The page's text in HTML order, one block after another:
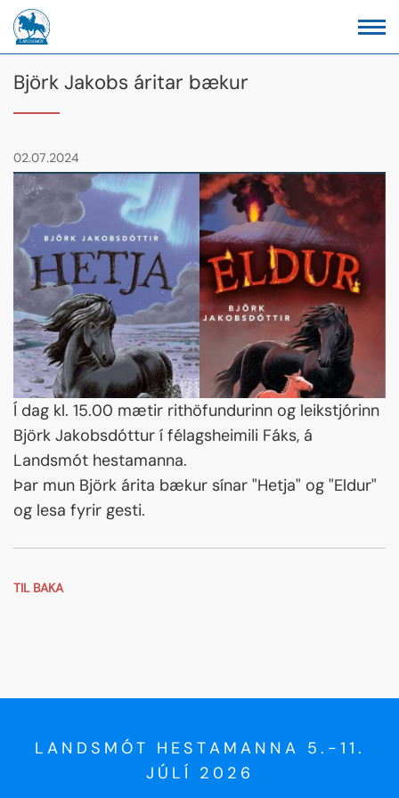
Björk Jakobs áritar bækur
02.07.2024
Í dag kl. 15.00 mætir rithöfundurinn og leikstjórinn
Björk Jakobsdóttur í félagsheimili Fáks, á
Landsmót hestamanna.
Þar mun Björk árita bækur sínar "Hetja" og "Eldur"
og lesa fyrir gesti.
TIL BAKA
LANDSMÓT HESTAMANNA 5.-11.
JÚLÍ 2026